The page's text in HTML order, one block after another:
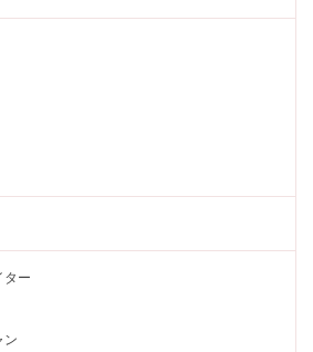
ター
ン